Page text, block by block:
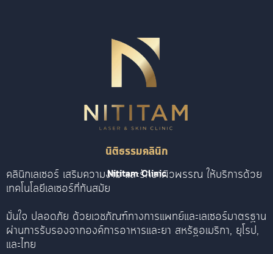
นิติธรรมคลินิก
Nititam Clinic
คลินิกเลเซอร์ เสริมความงาม และรักษาผิวพรรณ ให้บริการด้วย
เทคโนโลยีเลเซอร์ที่ทันสมัย
มั่นใจ ปลอดภัย ด้วยเวชภัณฑ์ทางการแพทย์และเลเซอร์มาตรฐาน
ผ่านการรับรองจากองค์การอาหารและยา สหรัฐอเมริกา, ยุโรป,
และไทย